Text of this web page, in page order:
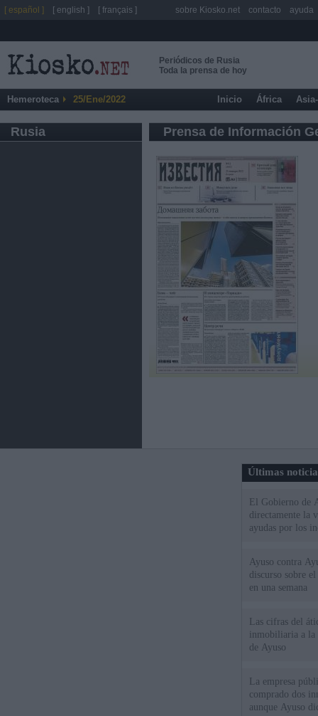
Periódicos de Rusia
Toda la prensa de hoy
Hemeroteca 25/Ene/2022 Inicio África
Rusia Prensa de Información
Últimas
El Gobierno de
directamente la
ayudas por los
Ayuso contra
discurso sobre
en una semana
Las cifras del
inmobiliaria a la
de Ayuso
La empresa
comprado dos
aunque Ayuso
[ español ] [ english ] [ français ] sobre Kiosko.net contacto ayuda